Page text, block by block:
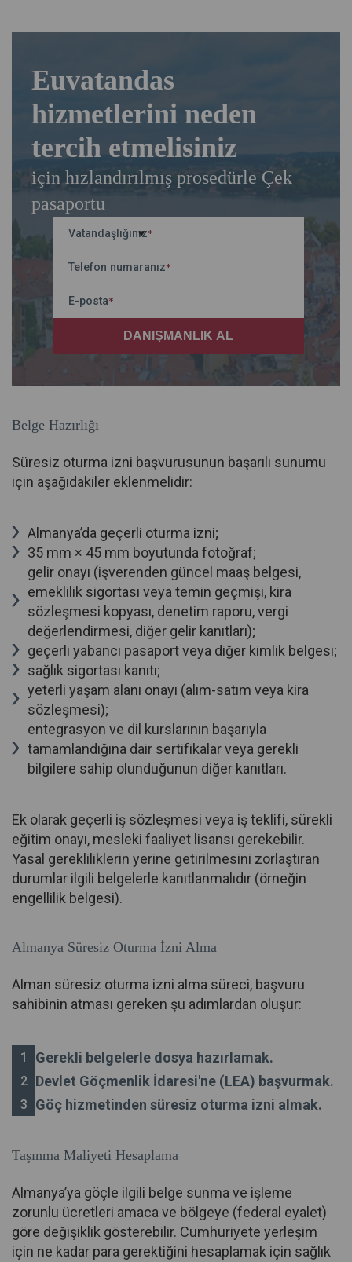
Euvatandas
hizmetlerini neden
tercih etmelisiniz
için hızlandırılmış prosedürle Çek
pasaportu
Vatandaşlığınız*
Telefon numaranız*
E-posta*
Belge Hazırlığı
Süresiz oturma izni başvurusunun başarılı sunumu
için aşağıdakiler eklenmelidir:
Almanya’da geçerli oturma izni;
35 mm × 45 mm boyutunda fotoğraf;
gelir onayı (işverenden güncel maaş belgesi,
emeklilik sigortası veya temin geçmişi, kira
sözleşmesi kopyası, denetim raporu, vergi
değerlendirmesi, diğer gelir kanıtları);
geçerli yabancı pasaport veya diğer kimlik belgesi;
sağlık sigortası kanıtı;
yeterli yaşam alanı onayı (alım-satım veya kira
sözleşmesi);
entegrasyon ve dil kurslarının başarıyla
tamamlandığına dair sertifikalar veya gerekli
bilgilere sahip olunduğunun diğer kanıtları.
Ek olarak geçerli iş sözleşmesi veya iş teklifi, sürekli
eğitim onayı, mesleki faaliyet lisansı gerekebilir.
Yasal gerekliliklerin yerine getirilmesini zorlaştıran
durumlar ilgili belgelerle kanıtlanmalıdır (örneğin
engellilik belgesi).
Almanya Süresiz Oturma İzni Alma
Alman süresiz oturma izni alma süreci, başvuru
sahibinin atması gereken şu adımlardan oluşur:
Gerekli belgelerle dosya hazırlamak.
Devlet Göçmenlik İdaresi'ne (LEA) başvurmak.
Göç hizmetinden süresiz oturma izni almak.
Taşınma Maliyeti Hesaplama
Almanya’ya göçle ilgili belge sunma ve işleme
zorunlu ücretleri amaca ve bölgeye (federal eyalet)
göre değişiklik gösterebilir. Cumhuriyete yerleşim
için ne kadar para gerektiğini hesaplamak için sağlık